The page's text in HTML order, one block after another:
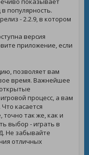
популярность.
- 2.2.9, в котором
версия
приложение, если
позволяет вам
время. Важнейшее
процесс, а вам
касается
точно так же, как и
выбор - играть в
Не забывайте
отличных